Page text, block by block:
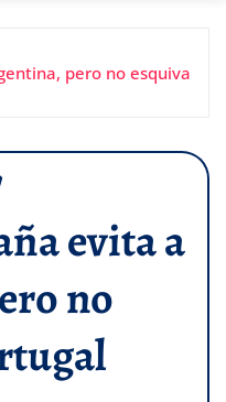
pero no esquiva
evita a
no